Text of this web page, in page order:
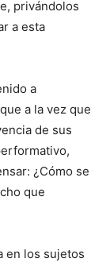
privándolos
a esta
a
a la vez que
de sus
¿Cómo se
que
en los sujetos